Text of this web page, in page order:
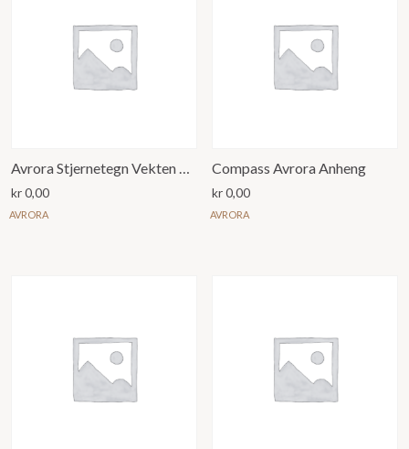
kr0,00
AVRORA
Compass Avrora Anheng
kr0,00
AVRORA